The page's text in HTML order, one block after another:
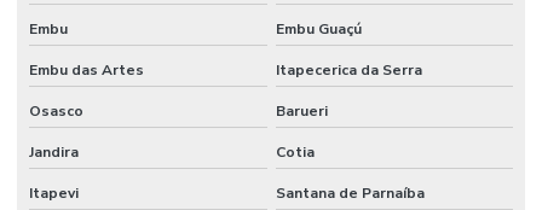
Embu Embu Guaçú
Embu das Artes Itapecerica da Serra
Osasco Barueri
Jandira Cotia
Itapevi Santana de Parnaíba